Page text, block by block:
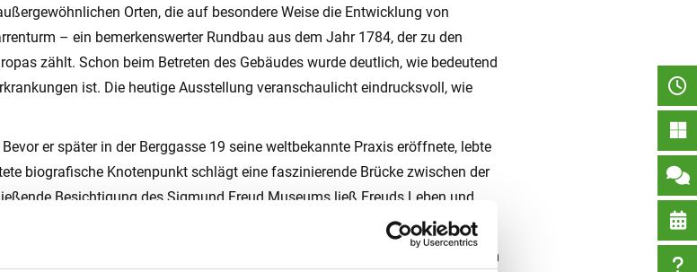
Orten, die auf besondere Weise die Entwicklung von
– ein bemerkenswerter Rundbau aus dem Jahr 1784, der zu den
zählt. Schon beim Betreten des Gebäudes wurde deutlich, wie bedeutend
ist. Die heutige Ausstellung veranschaulicht eindrucksvoll, wie
er später in der Berggasse 19 seine weltbekannte Praxis eröffnete, lebte
biografische Knotenpunkt schlägt eine faszinierende Brücke zwischen der
Besichtigung des Sigmund Freud Museums ließ Freuds Leben und
moderne Psychologie entscheidend prägte.
Geistes über die Jahrhunderte verändert hat. Vom historischen Narrenturm